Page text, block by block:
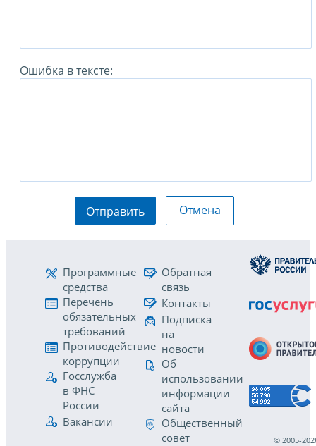
Ошибка в тексте:
Отправить Отмена
Программные
средства
Перечень
обязательных
требований
Противодействие
коррупции
Госслужба
в ФНС
России
Вакансии
Обратная
связь
Контакты
Подписка
на
новости
Об
использовании
информации
сайта
Общественный
совет
© 2005-